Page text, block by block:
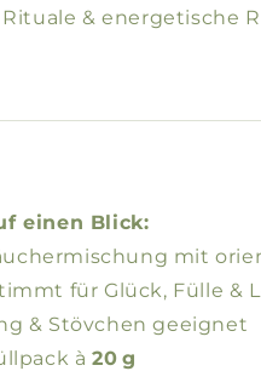
& energetische
einen Blick:
mit
für Glück, Fülle &
& Stövchen geeignet
à 20 g